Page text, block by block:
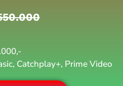
Catchplay+, Prime Video